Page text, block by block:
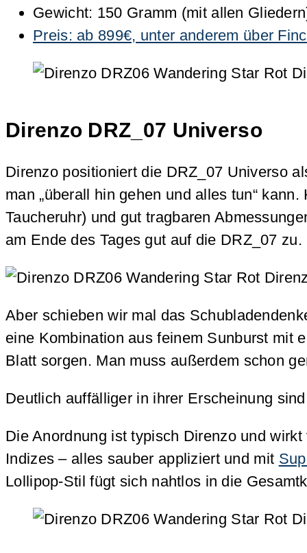
Gewicht: 150 Gramm (mit allen
Preis: ab 899€, unter anderem über
Direnzo DRZ_07 Universo
Direnzo positioniert die DRZ_07 Universo
man „überall hin gehen und alles tun“
Taucheruhr) und gut tragbaren
am Ende des Tages gut auf die DRZ_07 zu.
Aber schieben wir mal das
eine Kombination aus feinem Sunburst mit
Blatt sorgen. Man muss außerdem schon
Deutlich auffälliger in ihrer Erscheinung
Die Anordnung ist typisch Direnzo und
Indizes – alles sauber appliziert und mit
Lollipop-Stil fügt sich nahtlos in die